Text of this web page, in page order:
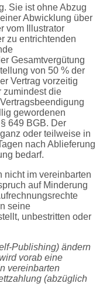
Sie ist ohne Abzug
Abwicklung über
vom Illustrator
zu entrichtenden
Gesamtvergütung
von 50 % der
Vertrag vorzeitig
zumindest die
gewordenen
649 BGB. Der
oder teilweise in
nach Ablieferung
bedarf.
nicht im vereinbarten
auf Minderung
seine
unbestritten oder
Publishing) ändern
vorab eine
vereinbarten
(abzüglich